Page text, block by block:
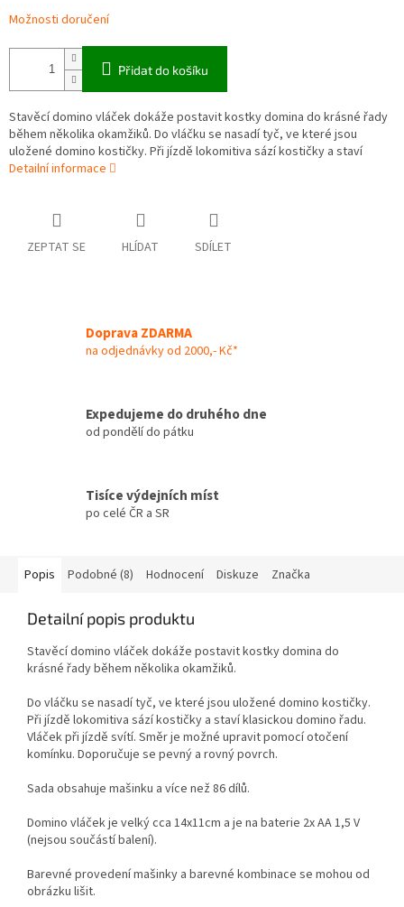
Možnosti doručení
Přidat do košíku
Stavěcí domino vláček dokáže postavit kostky domina do krásné řady
během několika okamžiků. Do vláčku se nasadí tyč, ve které jsou
uložené domino kostičky. Při jízdě lokomitiva sází kostičky a staví
Detailní informace
ZEPTAT SE HLÍDAT SDÍLET
Doprava ZDARMA
na odjednávky od 2000,- Kč*
Expedujeme do druhého dne
od pondělí do pátku
Tisíce výdejních míst
po celé ČR a SR
Popis Podobné (8) Hodnocení Diskuze Značka
Detailní popis produktu
Stavěcí domino vláček dokáže postavit kostky domina do
krásné řady během několika okamžiků.
Do vláčku se nasadí tyč, ve které jsou uložené domino kostičky.
Při jízdě lokomitiva sází kostičky a staví klasickou domino řadu.
Vláček při jízdě svítí. Směr je možné upravit pomocí otočení
komínku. Doporučuje se pevný a rovný povrch.
Sada obsahuje mašinku a více než 86 dílů.
Domino vláček je velký cca 14x11cm a je na baterie 2x AA 1,5 V
(nejsou součástí balení).
Barevné provedení mašinky a barevné kombinace se mohou od
obrázku lišit.